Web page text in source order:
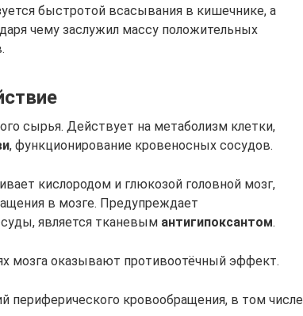
быстротой всасывания в кишечнике, а
чему заслужил массу положительных
сырья. Действует на метаболизм клетки,
, функционирование кровеносных сосудов.
кислородом и глюкозой головной мозг,
в мозге. Предупреждает
является тканевым антигипоксантом.
мозга оказывают противоотёчный эффект.
периферического кровообращения, в том числе